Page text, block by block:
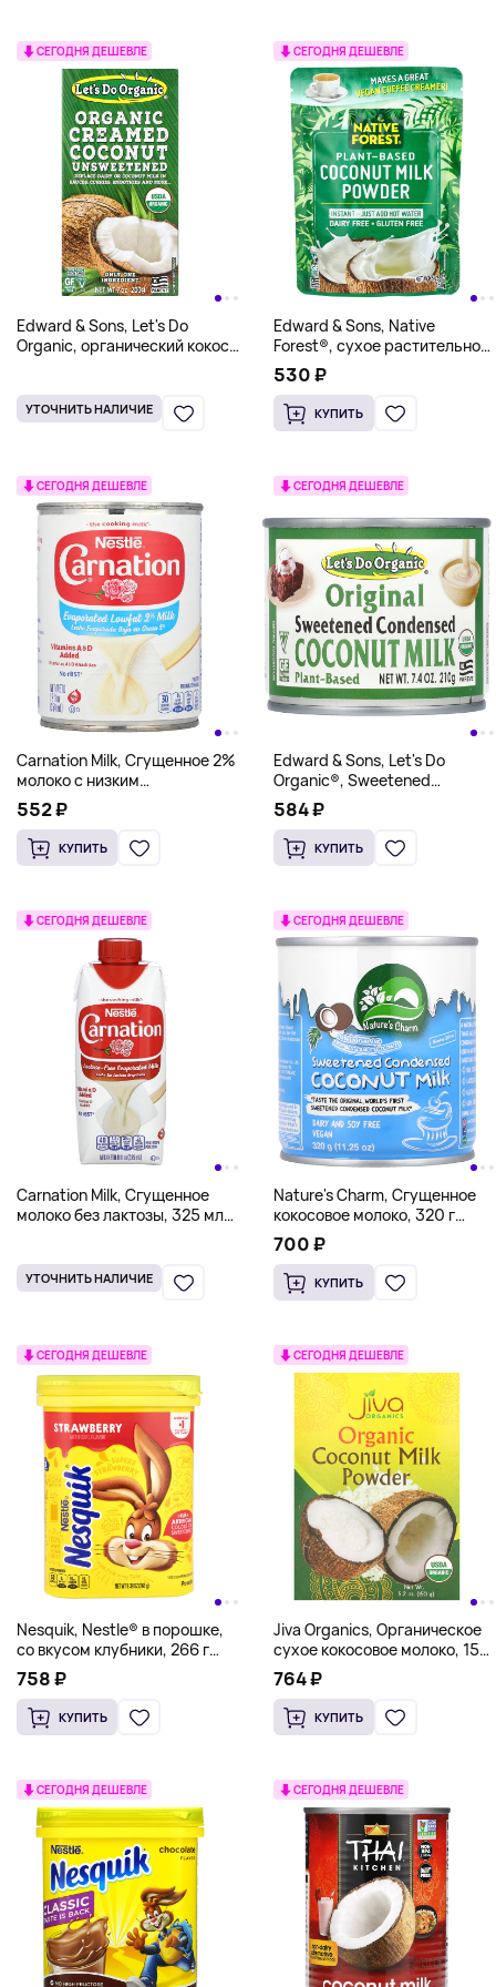
СЕГОДНЯ ДЕШЕВЛЕ
Edward & Sons, Let's Do
Organic, органический кокос
УТОЧНИТЬ НАЛИЧИЕ
СЕГОДНЯ ДЕШЕВЛЕ
Edward & Sons, Native
Forest®, сухое растительное
кокосовое молоко, 150 г
(5,25 унции)
530 ₽
КУПИТЬ
СЕГОДНЯ ДЕШЕВЛЕ
Carnation Milk, Сгущенное 2%
молоко с низким
содержанием жира, 354 мл
(12 жидк. унц.)
552 ₽
КУПИТЬ
СЕГОДНЯ ДЕШЕВЛЕ
Edward & Sons, Let's Do
Organic®, Sweetened
Condensed Coconut Milk,
Original , 7.4 oz (210 g)
584 ₽
КУПИТЬ
СЕГОДНЯ ДЕШЕВЛЕ
Carnation Milk, Сгущенное
молоко без лактозы, 325 мл
УТОЧНИТЬ НАЛИЧИЕ
СЕГОДНЯ ДЕШЕВЛЕ
Nature's Charm, Сгущенное
кокосовое молоко, 320 г
(11,25 унции)
700 ₽
КУПИТЬ
СЕГОДНЯ ДЕШЕВЛЕ
Nesquik, Nestle® в порошке,
со вкусом клубники, 266 г
(9,38 унции)
758 ₽
КУПИТЬ
СЕГОДНЯ ДЕШЕВЛЕ
Jiva Organics, Органическое
сухое кокосовое молоко, 150
г (5,2 унции)
764 ₽
КУПИТЬ
СЕГОДНЯ ДЕШЕВЛЕ СЕГОДНЯ ДЕШЕВЛЕ